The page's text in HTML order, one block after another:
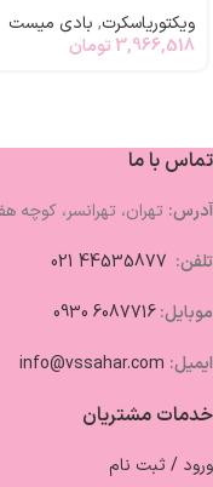
ویکتوریاسکرت, بادی میست
3,966,518 تومان
تماس با ما
آدرس: تهران، تهرانسر، کوچه
تلفن:
موبایل:6087716 0930
ایمیل: info@vssahar.com
خدمات مشتریان
ورود / ثبت نام